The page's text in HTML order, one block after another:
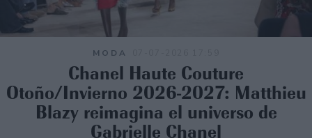
MODA
Chanel Haute Couture
Otoño/Invierno 2026-2027: Matthieu
Blazy reimagina el universo de
Gabrielle Chanel